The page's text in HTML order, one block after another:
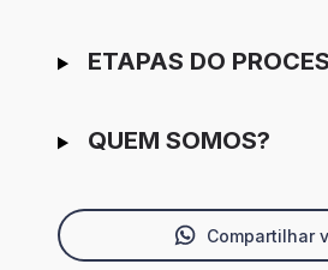
ETAPAS DO
QUEM SOMOS?
Compartilhar